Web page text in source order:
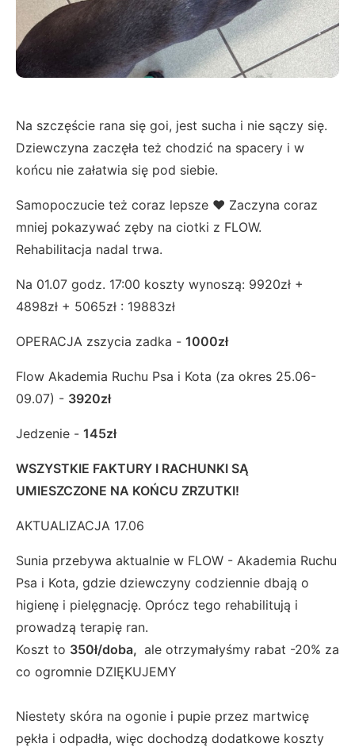
Na szczęście rana się goi, jest sucha i nie sączy się.
Dziewczyna zaczęła też chodzić na spacery i w
końcu nie załatwia się pod siebie.
Samopoczucie też coraz lepsze ❤️ Zaczyna coraz
mniej pokazywać zęby na ciotki z FLOW.
Rehabilitacja nadal trwa.
Na 01.07 godz. 17:00 koszty wynoszą: 9920zł +
4898zł + 5065zł : 19883zł
OPERACJA zszycia zadka - 1000zł
Flow Akademia Ruchu Psa i Kota (za okres 25.06-
09.07) - 3920zł
Jedzenie - 145zł
WSZYSTKIE FAKTURY I RACHUNKI SĄ
UMIESZCZONE NA KOŃCU ZRZUTKI!
AKTUALIZACJA 17.06
Sunia przebywa aktualnie w FLOW - Akademia Ruchu
Psa i Kota, gdzie dziewczyny codziennie dbają o
higienę i pielęgnację. Oprócz tego rehabilitują i
prowadzą terapię ran.
Koszt to 350ł/doba, ale otrzymałyśmy rabat -20% za
co ogromnie DZIĘKUJEMY
Niestety skóra na ogonie i pupie przez martwicę
pękła i odpadła, więc dochodzą dodatkowe koszty